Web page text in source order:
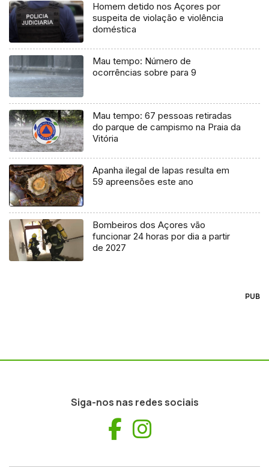
Homem detido nos Açores por
suspeita de violação e violência
doméstica
Mau tempo: Número de
ocorrências sobre para 9
Mau tempo: 67 pessoas retiradas
do parque de campismo na Praia da
Vitória
Apanha ilegal de lapas resulta em
59 apreensões este ano
Bombeiros dos Açores vão
funcionar 24 horas por dia a partir
de 2027
PUB
Siga-nos nas redes sociais
Facebook